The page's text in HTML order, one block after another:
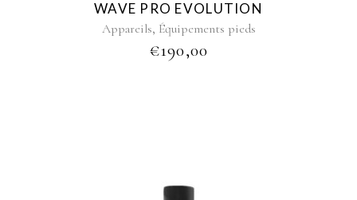
WAVE PRO EVOLUTION
Appareils, Équipements pieds
€190,00